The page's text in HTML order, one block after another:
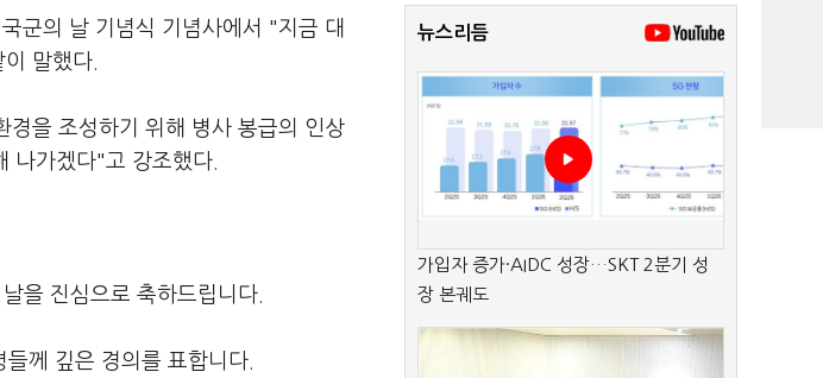
군의 날 기념식 기념사에서 "지금 대
말했다.
을 조성하기 위해 병사 봉급의 인상
나가겠다"고 강조했다.
을 진심으로 축하드립니다.
께 깊은 경의를 표합니다.
뉴스리듬
가입자 증가·AIDC 성장…SKT 2분기 성
장 본궤도